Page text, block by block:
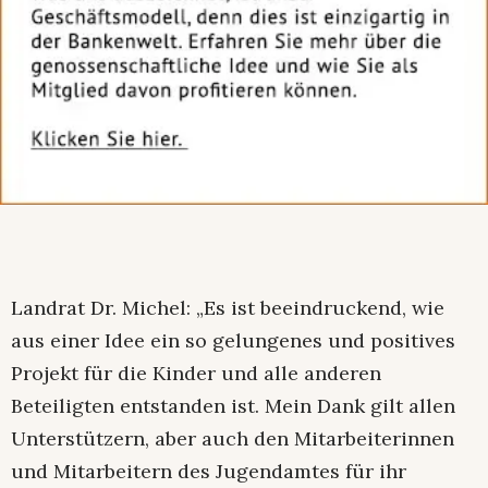
Landrat Dr. Michel: „Es ist beeindruckend, wie
aus einer Idee ein so gelungenes und positives
Projekt für die Kinder und alle anderen
Beteiligten entstanden ist. Mein Dank gilt allen
Unterstützern, aber auch den Mitarbeiterinnen
und Mitarbeitern des Jugendamtes für ihr